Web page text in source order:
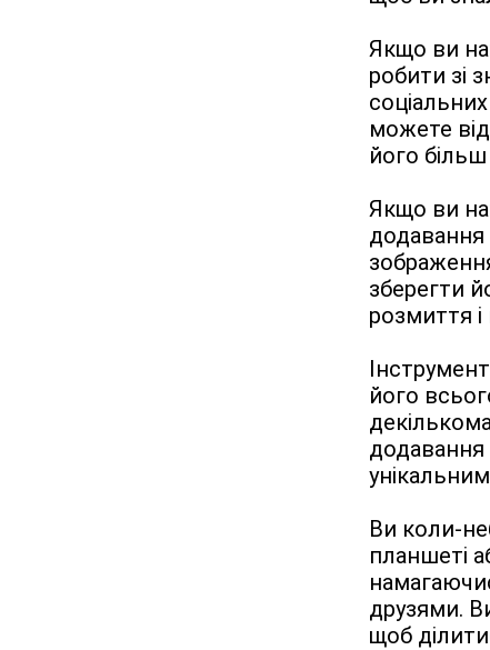
Якщо ви
робити зі
можете
його
Якщо ви
додавання
зберегти
розмиття і
його
додавання
Ви коли-
планшеті
друзями.
щоб